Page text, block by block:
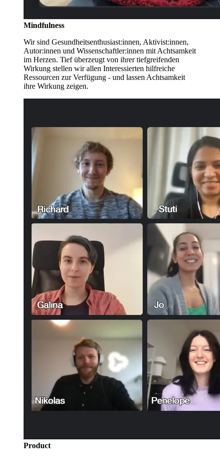
Mindfulness
Wir sind Gesundheitsenthusiast:innen, Aktivist:innen,
Autor:innen und Wissenschaftler:innen mit Achtsamkeit
im Herzen. Tief überzeugt von ihrer tiefgreifenden
Wirkung stellen wir allen Interessierten hilfreiche
Ressourcen zur Verfügung - und lassen Achtsamkeit
ihre Wirkung zeigen.
Product